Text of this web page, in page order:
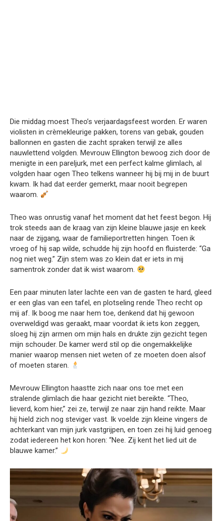
Die middag moest Theo’s verjaardagsfeest worden. Er waren
violisten in crèmekleurige pakken, torens van gebak, gouden
ballonnen en gasten die zacht spraken terwijl ze alles
nauwlettend volgden. Mevrouw Ellington bewoog zich door de
menigte in een pareljurk, met een perfect kalme glimlach, al
volgden haar ogen Theo telkens wanneer hij bij mij in de buurt
kwam. Ik had dat eerder gemerkt, maar nooit begrepen
waarom.
Theo was onrustig vanaf het moment dat het feest begon. Hij
trok steeds aan de kraag van zijn kleine blauwe jasje en keek
naar de zijgang, waar de familieportretten hingen. Toen ik
vroeg of hij sap wilde, schudde hij zijn hoofd en fluisterde: “Ga
nog niet weg.” Zijn stem was zo klein dat er iets in mij
samentrok zonder dat ik wist waarom.
Een paar minuten later lachte een van de gasten te hard, gleed
er een glas van een tafel, en plotseling rende Theo recht op
mij af. Ik boog me naar hem toe, denkend dat hij gewoon
overweldigd was geraakt, maar voordat ik iets kon zeggen,
sloeg hij zijn armen om mijn hals en drukte zijn gezicht tegen
mijn schouder. De kamer werd stil op die ongemakkelijke
manier waarop mensen niet weten of ze moeten doen alsof
of moeten staren.
Mevrouw Ellington haastte zich naar ons toe met een
stralende glimlach die haar gezicht niet bereikte. “Theo,
lieverd, kom hier,” zei ze, terwijl ze naar zijn hand reikte. Maar
hij hield zich nog steviger vast. Ik voelde zijn kleine vingers de
achterkant van mijn jurk vastgrijpen, en toen zei hij luid genoeg
zodat iedereen het kon horen: “Nee. Zij kent het lied uit de
blauwe kamer.”